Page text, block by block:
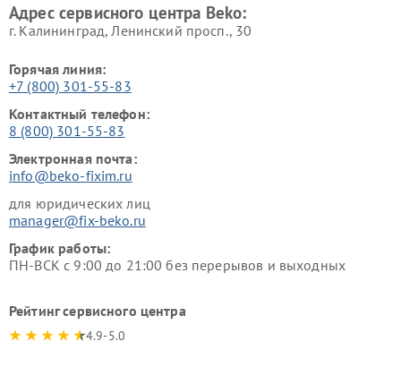
Адрес сервисного центра Beko:
г. Калининград, Ленинский просп., 30
Горячая линия:
+7 (800) 301-55-83
Контактный телефон:
8 (800) 301-55-83
Электронная почта:
info@beko-fixim.ru
для юридических лиц
manager@fix-beko.ru
График работы:
ПН-ВСК с 9:00 до 21:00 без перерывов и выходных
Рейтинг сервисного центра
4.9-5.0